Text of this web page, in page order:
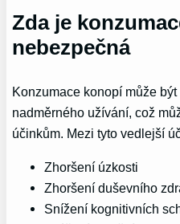
Zda je
nebezpečná
Konzumace konopí může
nadměrného užívání, což
účinkům. Mezi tyto vedlejší
Zhoršení úzkosti
Zhoršení duševního
Snížení kognitivních